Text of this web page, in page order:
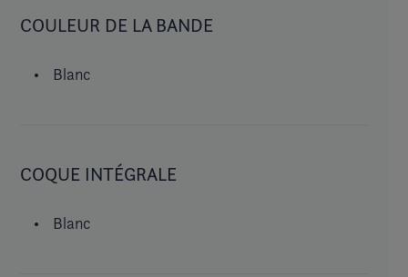
COULEUR DE LA BANDE
Blanc
COQUE INTÉGRALE
Blanc